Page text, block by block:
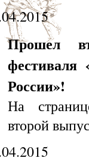
Прошел
России»!
На
второй